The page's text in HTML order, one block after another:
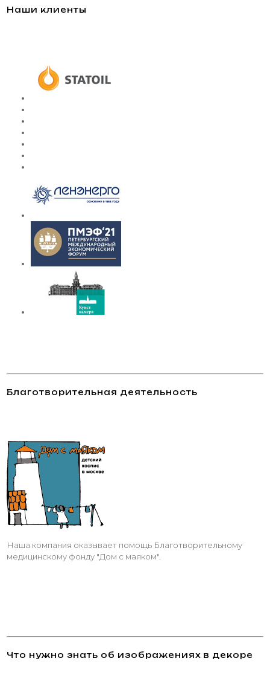
Наши клиенты
Благотворительная деятельность
Наша компания оказывает помощь Благотворительному
медицинскому фонду "Дом с маяком".
Что нужно знать об изображениях в декоре